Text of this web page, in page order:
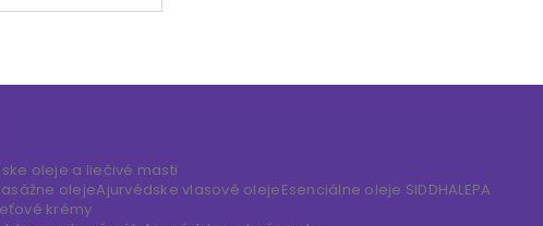
oleje a liečivé masti
olejeAjurvédske vlasové olejeEsenciálne oleje SIDDHALEPA
krémy